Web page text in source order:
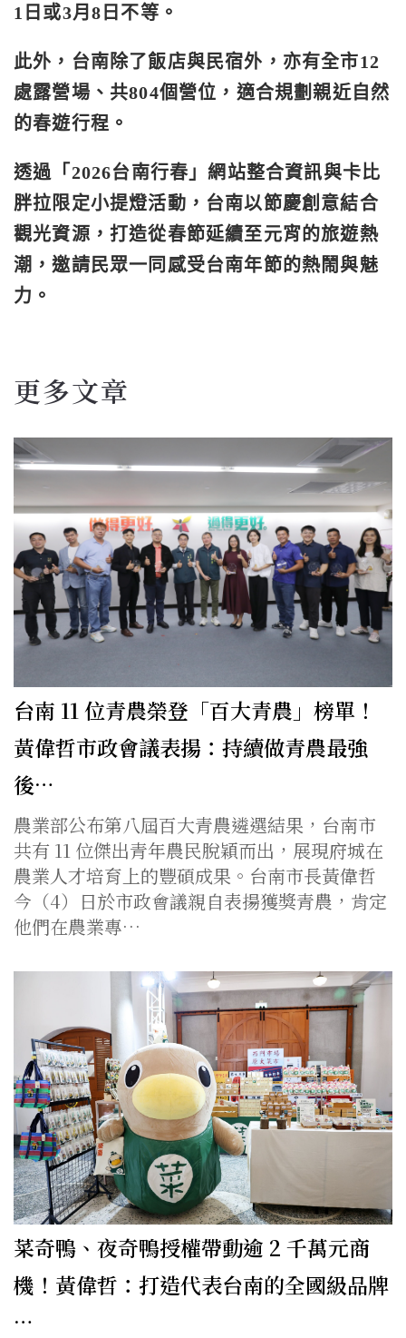
1日或3月8日不等。
此外，台南除了飯店與民宿外，亦有全市12
處露營場、共804個營位，適合規劃親近自然
的春遊行程。
透過「2026台南行春」網站整合資訊與卡比
胖拉限定小提燈活動，台南以節慶創意結合
觀光資源，打造從春節延續至元宵的旅遊熱
潮，邀請民眾一同感受台南年節的熱鬧與魅
力。
更多文章
台南 11 位青農榮登「百大青農」榜單！
黃偉哲市政會議表揚：持續做青農最強
後…
農業部公布第八屆百大青農遴選結果，台南市
共有 11 位傑出青年農民脫穎而出，展現府城在
農業人才培育上的豐碩成果。台南市長黃偉哲
今（4）日於市政會議親自表揚獲獎青農，肯定
他們在農業專…
菜奇鴨、夜奇鴨授權帶動逾 2 千萬元商
機！黃偉哲：打造代表台南的全國級品牌
…